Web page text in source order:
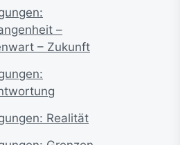
–
– Zukunft
Realität